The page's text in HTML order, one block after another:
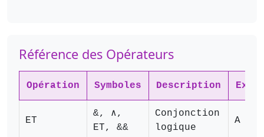
Référence des Opérateurs
Opération Symboles Description
ET
&, ∧,
ET, &&
Conjonction
logique
A & B